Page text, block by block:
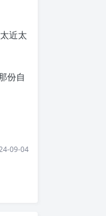
近太
份自
09-04